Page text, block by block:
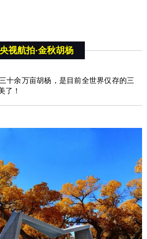
央视航拍·金秋胡杨
十余万亩胡杨，是目前全世界仅存的三
了！